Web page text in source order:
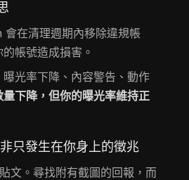
在清理週期內移除違規帳
帳號造成損害。
光率下降、內容警告、動作
下降，但你的曝光率維持正
只發生在你身上的徵兆
文。尋找附有截圖的回報，而